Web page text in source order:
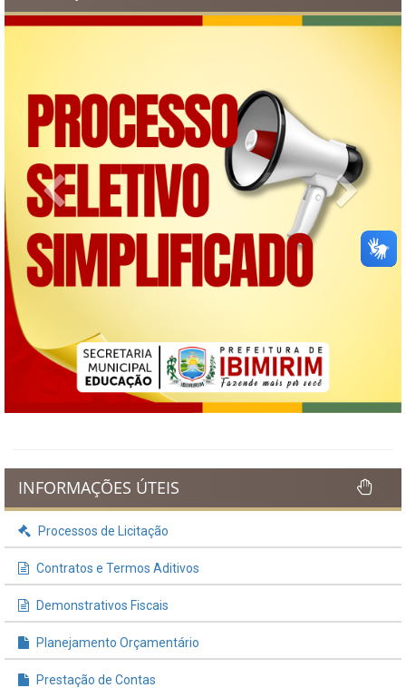
Previous Next
INFORMAÇÕES ÚTEIS
Processos de Licitação
Contratos e Termos Aditivos
Demonstrativos Fiscais
Planejamento Orçamentário
Prestação de Contas